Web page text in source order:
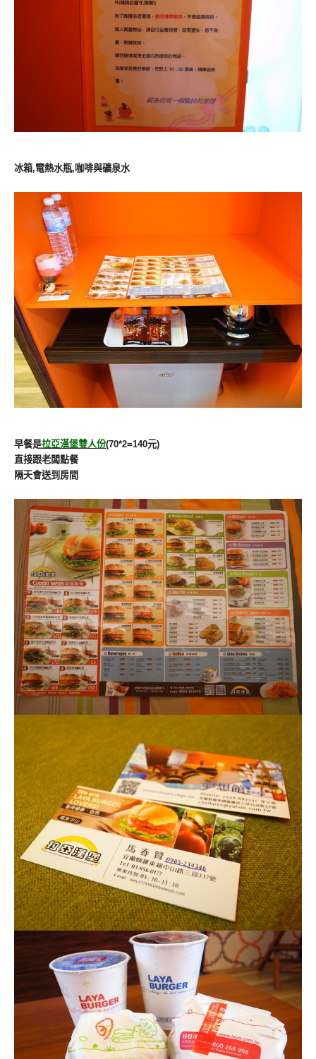
冰箱,電熱水瓶,咖啡與礦泉水
早餐是拉亞漢堡雙人份(70*2=140元)
直接跟老闆點餐
隔天會送到房間